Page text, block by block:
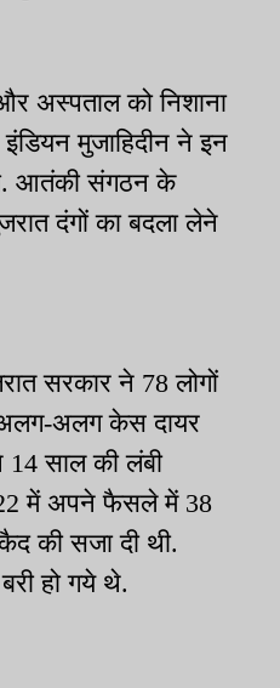
अस्पताल को निशाना
मुजाहिदीन ने इन
आतंकी संगठन के
दंगों का बदला लेने
सरकार ने 78 लोगों
अलग-अलग केस दायर
साल की लंबी
में अपने फैसले में 38
की सजा दी थी.
हो गये थे.